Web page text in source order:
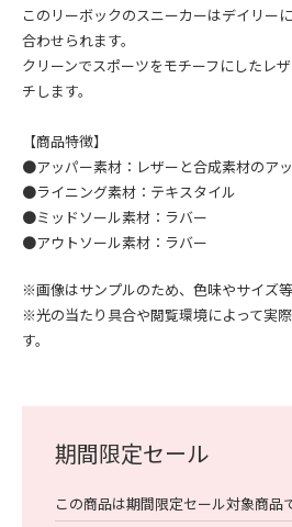
このリーボックのスニーカーはデイリー
合わせられます。
クリーンでスポーツをモチーフにしたレ
チします。
【商品特徴】
●アッパー素材：レザーと合成素材のア
●ライニング素材：テキスタイル
●ミッドソール素材：ラバー
●アウトソール素材：ラバー
※画像はサンプルのため、色味やサイズ
※光の当たり具合や閲覧環境によって実
す。
期間限定セール
この商品は期間限定セール対象商品で